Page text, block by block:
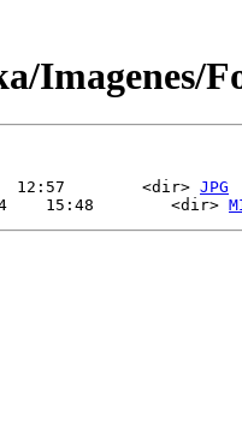
Imagenes/
12:57        <dir> JPG
15:48        <dir>